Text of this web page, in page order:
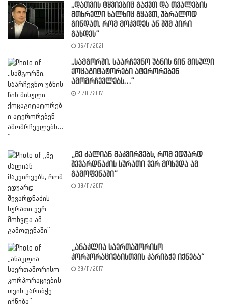
,,დათვის ტყვიებიც გაქვთ და თვალების
მთხრელი ხალხიც გყავთ, უბრალოდ
გინდათ, რომ მოკვდეს ან შშმ პირი
გახდეს”
06/11/2021
,,სამგორში, საარჩევნო უბნის წინ მისული
ქოცაგიტატორები ატერორებენ
ამომრჩევლებს…”
21/10/2017
„მე ძალიან მაკვირვებს, რომ ედუარდ
შევარდნაძის სურათი ვერ მოხვდა ამ
გამოფენაში”
09/11/2017
„ანაკლია საერთაშორისო
კორპორაციებისთვის კარიბჭე იქნება“
29/11/2017